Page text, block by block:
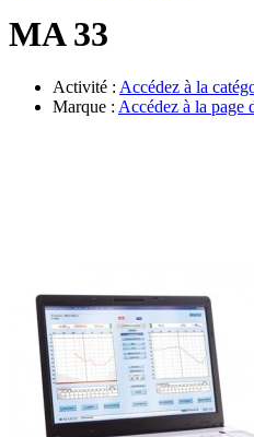
MA 33
Activité : Accédez à la
Marque : Accédez à la page